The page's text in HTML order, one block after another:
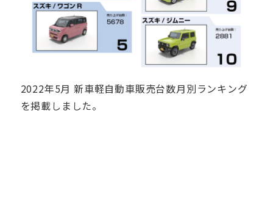
2022年5月 新車軽自動車販売台数月別ランキング
を掲載しました。